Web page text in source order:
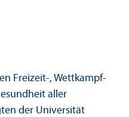
Freizeit-, Wettkampf-
aller
der Universität